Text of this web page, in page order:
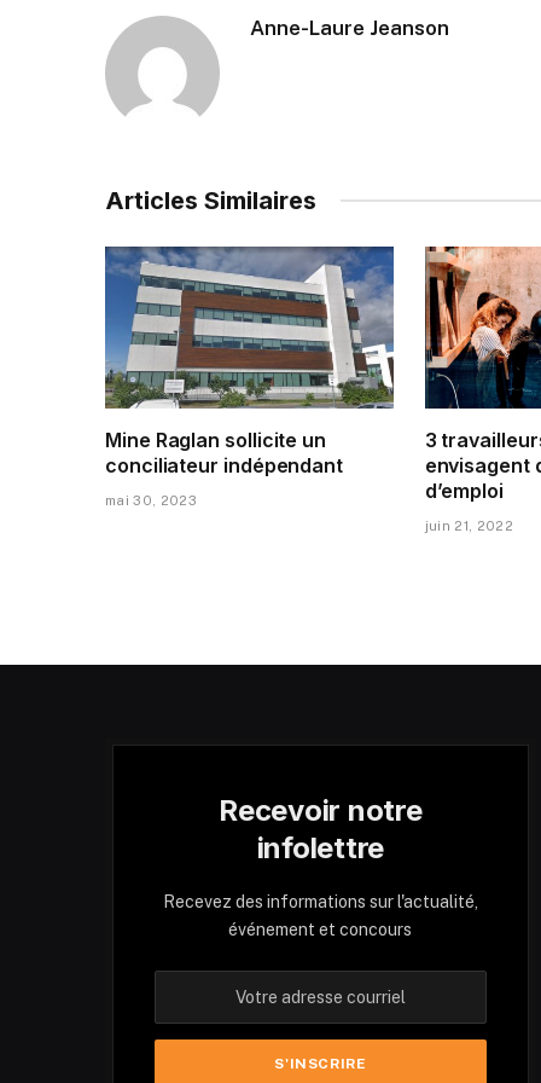
Anne-Laure Jeanson
Articles Similaires
Mine Raglan sollicite un
conciliateur indépendant
mai 30, 2023
3
envisagent
d’emploi
juin 21, 2022
Recevoir notre
infolettre
Recevez des informations sur l'actualité,
événement et concours